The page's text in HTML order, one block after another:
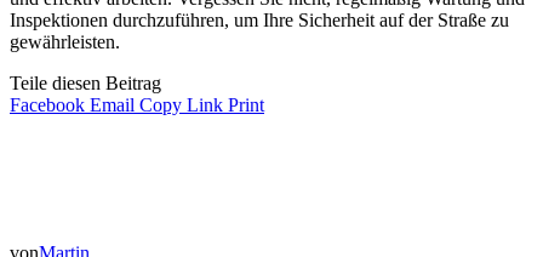
Inspektionen durchzuführen, um Ihre Sicherheit auf der Straße zu
gewährleisten.
Teile diesen Beitrag
Facebook Email Copy Link Print
vonMartin